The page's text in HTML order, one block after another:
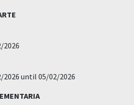
2026
2026 until 05/02/2026